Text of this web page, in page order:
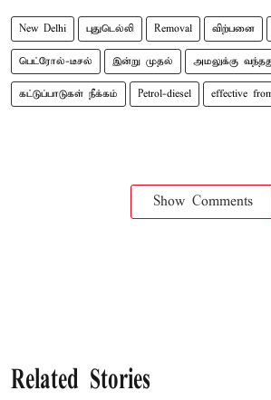
New Delhi புதுடெல்லி Removal விற்பனை
பெட்ரோல்-டீசல் இன்று முதல் அமலுக்கு
கட்டுப்பாடுகள் நீக்கம் Petrol-diesel effective
Show Comments
Related Stories